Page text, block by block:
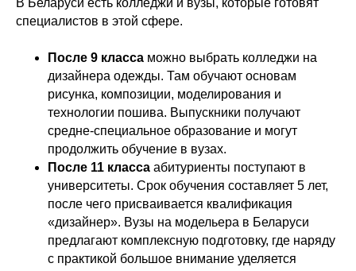
В Беларуси есть колледжи и вузы, которые готовят
специалистов в этой сфере.
После 9 класса можно выбрать колледжи на
дизайнера одежды. Там обучают основам
рисунка, композиции, моделирования и
технологии пошива. Выпускники получают
средне-специальное образование и могут
продолжить обучение в вузах.
После 11 класса абитуриенты поступают в
университеты. Срок обучения составляет 5 лет,
после чего присваивается квалификация
«дизайнер». Вузы на модельера в Беларуси
предлагают комплексную подготовку, где наряду
с практикой большое внимание уделяется